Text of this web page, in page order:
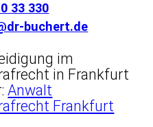
33 330
buchert.de
im
in Frankfurt
Anwalt
Frankfurt